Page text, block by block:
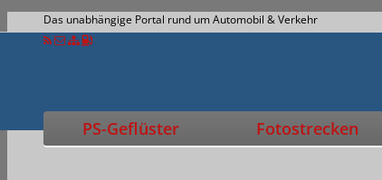
Das unabhängige Portal rund um Automobil & Verkehr
PS-Geflüster Fotostrecken